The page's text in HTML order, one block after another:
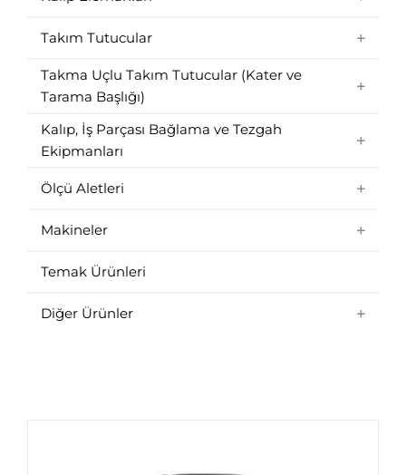
Takım Tutucular
Takma Uçlu Takım Tutucular (Kater ve
Tarama Başlığı)
Kalıp, İş Parçası Bağlama ve Tezgah
Ekipmanları
Ölçü Aletleri
Makineler
Temak Ürünleri
Diğer Ürünler